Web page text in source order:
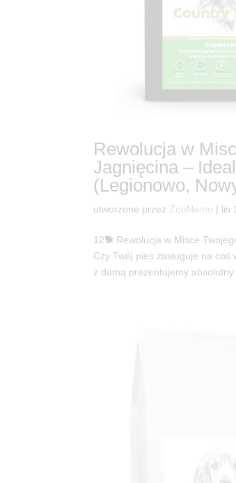
Rewolucja w
Jagnięcina –
(Legionowo,
utworzone przez ZooNemo | lis
12🐕 Rewolucja w Misce
Czy Twój pies zasługuje na
z dumą prezentujemy absolutny...